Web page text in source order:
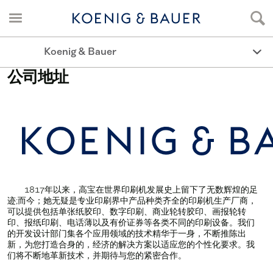
Koenig & Bauer
公司地址
1817年以来，高宝在世界印刷机发展史上留下了无数辉煌的足
迹;而今；她无疑是专业印刷界中产品种类齐全的印刷机生产厂商，
可以提供包括单张纸胶印、数字印刷、商业轮转胶印、画报轮转
印、报纸印刷、电话薄以及有价证券等各类不同的印刷设备。我们
的开发设计部门集各个应用领域的技术精华于一身，不断推陈出
新，为您打造合身的，经济的解决方案以适应您的个性化要求。我
们将不断地革新技术，并期待与您的紧密合作。